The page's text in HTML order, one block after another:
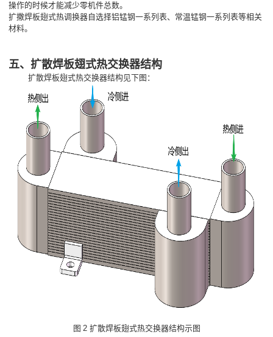
操作的时候才能减少零机件总数。
扩撒焊板翅式热调换器自选择铝锰钢一系列表、常温锰钢一系列表等相关
材料。
五、扩散焊板翅式热交换器结构
扩散焊板翅式热交换器结构见下图：
图 2 扩散焊板翅式热交换器结构示图